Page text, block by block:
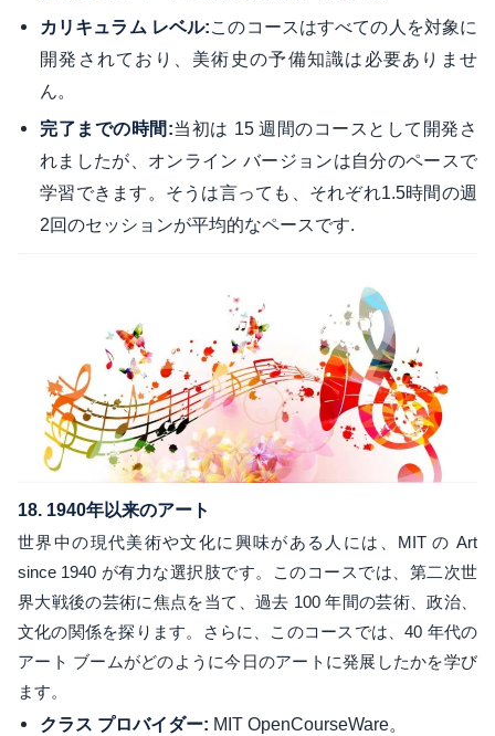
カリキュラム レベル: このコースはすべての人を対象に
開発されており、美術史の予備知識は必要ありませ
ん。
完了までの時間:当初は 15 週間のコースとして開発さ
れましたが、オンライン バージョンは自分のペースで
学習できます。そうは言っても、それぞれ1.5時間の週
2回のセッションが平均的なペースです.
18. 1940年以来のアート
世界中の現代美術や文化に興味がある人には、MIT の Art
since 1940 が有力な選択肢です。このコースでは、第二次世
界大戦後の芸術に焦点を当て、過去 100 年間の芸術、政治、
文化の関係を探ります。さらに、このコースでは、40 年代の
アート ブームがどのように今日のアートに発展したかを学び
ます。
クラス プロバイダー: MIT OpenCourseWare。